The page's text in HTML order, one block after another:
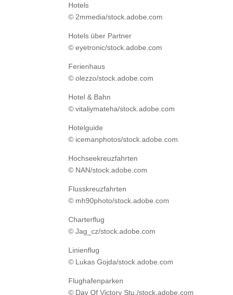
Hotels
© 2mmedia/stock.adobe.com
Hotels über Partner
© eyetronic/stock.adobe.com
Ferienhaus
© olezzo/stock.adobe.com
Hotel & Bahn
© vitaliymateha/stock.adobe.com
Hotelguide
© icemanphotos/stock.adobe.com
Hochseekreuzfahrten
© NAN/stock.adobe.com
Flusskreuzfahrten
© mh90photo/stock.adobe.com
Charterflug
© Jag_cz/stock.adobe.com
Linienflug
© Lukas Gojda/stock.adobe.com
Flughafenparken
© Day Of Victory Stu./stock.adobe.com